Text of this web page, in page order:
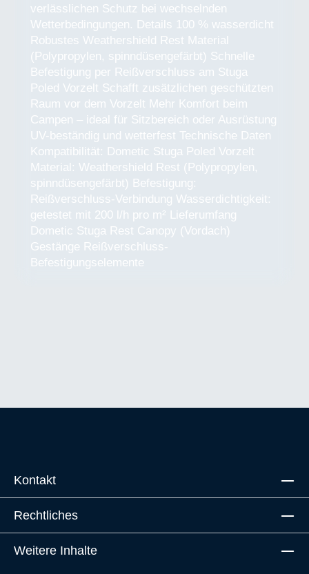
verlässlichen Schutz bei wechselnden
Wetterbedingungen. Details 100 % wasserdicht
Robustes Weathershield Rest Material
(Polypropylen, spinndüsengefärbt) Schnelle
Befestigung per Reißverschluss am Stuga
Poled Vorzelt Schafft zusätzlichen geschützten
Raum vor dem Vorzelt Mehr Komfort beim
Campen – ideal für Sitzbereich oder Ausrüstung
UV-beständig und wetterfest Technische Daten
Kompatibilität: Dometic Stuga Poled Vorzelt
Material: Weathershield Rest (Polypropylen,
spinndüsengefärbt) Befestigung:
Reißverschluss-Verbindung Wasserdichtigkeit:
getestet mit 200 l/h pro m² Lieferumfang
Dometic Stuga Rest Canopy (Vordach)
Gestänge Reißverschluss-
Befestigungselemente
Kontakt
Rechtliches
Weitere Inhalte